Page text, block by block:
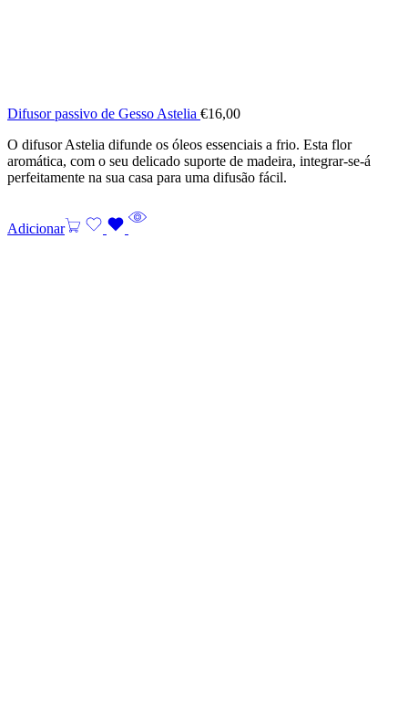
Difusor passivo de Gesso Astelia €16,00
O difusor Astelia difunde os óleos essenciais a frio. Esta flor
aromática, com o seu delicado suporte de madeira, integrar-se-á
perfeitamente na sua casa para uma difusão fácil.
Adicionar